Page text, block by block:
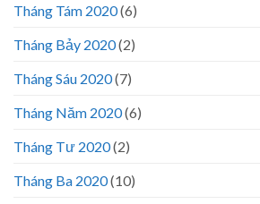
Tháng Tám 2020(6)
Tháng Bảy 2020(2)
Tháng Sáu 2020(7)
Tháng Năm 2020(6)
Tháng Tư 2020(2)
Tháng Ba 2020(10)